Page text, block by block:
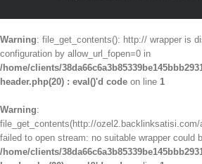
Warning: file_get_contents(): http:// wrapper is
configuration by allow_url_fopen=0 in
/home/clients/
header.php(20) : eval()'d code on line 1
Warning:
file_get_contents(http://
failed to open stream: no suitable wrapper could
/home/clients/